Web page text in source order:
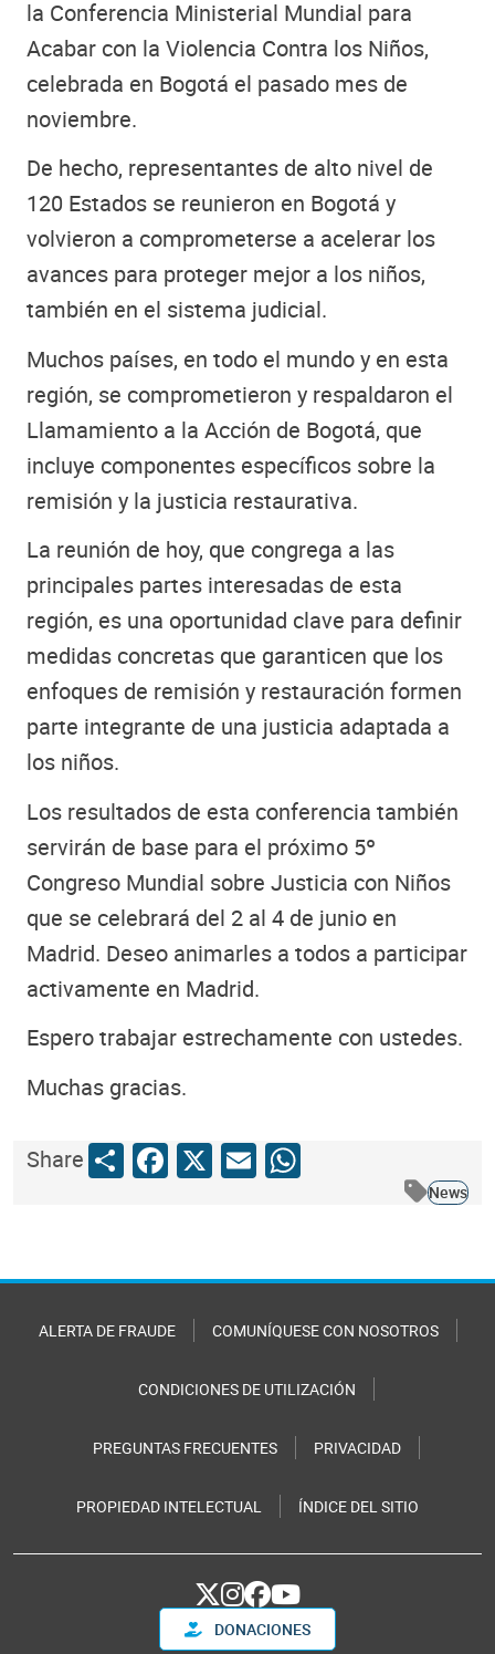
la Conferencia Ministerial Mundial para
Acabar con la Violencia Contra los Niños,
celebrada en Bogotá el pasado mes de
noviembre.
De hecho, representantes de alto nivel de
120 Estados se reunieron en Bogotá y
volvieron a comprometerse a acelerar los
avances para proteger mejor a los niños,
también en el sistema judicial.
Muchos países, en todo el mundo y en esta
región, se comprometieron y respaldaron el
Llamamiento a la Acción de Bogotá, que
incluye componentes específicos sobre la
remisión y la justicia restaurativa.
La reunión de hoy, que congrega a las
principales partes interesadas de esta
región, es una oportunidad clave para definir
medidas concretas que garanticen que los
enfoques de remisión y restauración formen
parte integrante de una justicia adaptada a
los niños.
Los resultados de esta conferencia también
servirán de base para el próximo 5º
Congreso Mundial sobre Justicia con Niños
que se celebrará del 2 al 4 de junio en
Madrid. Deseo animarles a todos a participar
activamente en Madrid.
Espero trabajar estrechamente con ustedes.
Muchas gracias.
ShareShareFacebook
X EmailWhatsApp
News
ALERTA DE FRAUDE COMUNÍQUESE CON NOSOTROS
CONDICIONES DE UTILIZACIÓN
PREGUNTAS FRECUENTES PRIVACIDAD
PROPIEDAD INTELECTUAL ÍNDICE DEL SITIO
DONACIONES